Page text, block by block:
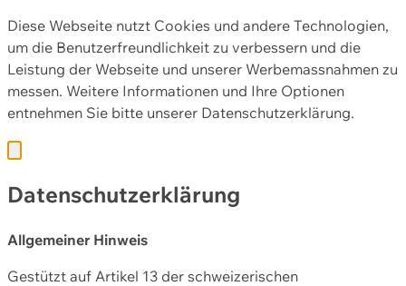
Diese Webseite nutzt Cookies und andere Technologien,
um die Benutzerfreundlichkeit zu verbessern und die
Leistung der Webseite und unserer Werbemassnahmen zu
messen. Weitere Informationen und Ihre Optionen
entnehmen Sie bitte unserer Datenschutzerklärung.
Datenschutzerklärung
Allgemeiner Hinweis
Gestützt auf Artikel 13 der schweizerischen